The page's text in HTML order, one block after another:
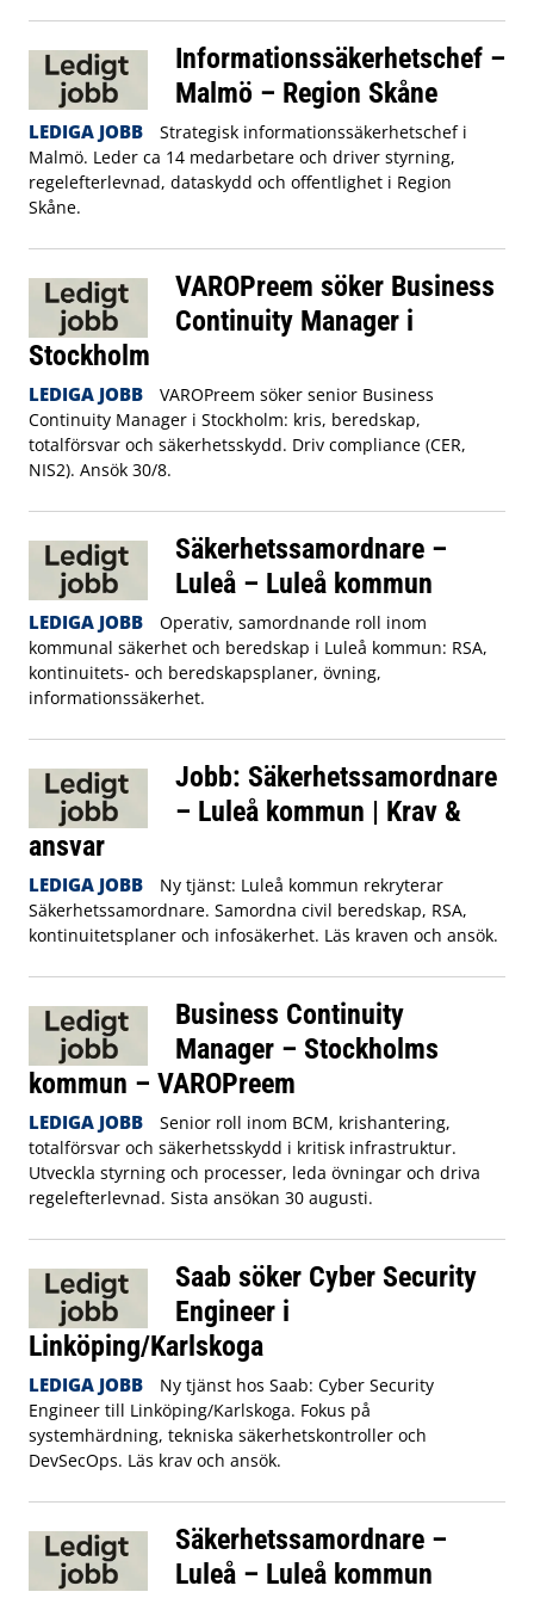
Informationssäkerhetschef –
Malmö – Region Skåne
LEDIGA JOBB
Strategisk informationssäkerhetschef i
Malmö. Leder ca 14 medarbetare och driver styrning,
regelefterlevnad, dataskydd och offentlighet i Region
Skåne.
VAROPreem söker Business
Continuity Manager i
Stockholm
LEDIGA JOBB
VAROPreem söker senior Business
Continuity Manager i Stockholm: kris, beredskap,
totalförsvar och säkerhetsskydd. Driv compliance (CER,
NIS2). Ansök 30/8.
Säkerhetssamordnare –
Luleå – Luleå kommun
LEDIGA JOBB
Operativ, samordnande roll inom
kommunal säkerhet och beredskap i Luleå kommun: RSA,
kontinuitets- och beredskapsplaner, övning,
informationssäkerhet.
Jobb: Säkerhetssamordnare
– Luleå kommun | Krav &
ansvar
LEDIGA JOBB
Ny tjänst: Luleå kommun rekryterar
Säkerhetssamordnare. Samordna civil beredskap, RSA,
kontinuitetsplaner och infosäkerhet. Läs kraven och ansök.
Business Continuity
Manager – Stockholms
kommun – VAROPreem
LEDIGA JOBB
Senior roll inom BCM, krishantering,
totalförsvar och säkerhetsskydd i kritisk infrastruktur.
Utveckla styrning och processer, leda övningar och driva
regelefterlevnad. Sista ansökan 30 augusti.
Saab söker Cyber Security
Engineer i
Linköping/Karlskoga
LEDIGA JOBB
Ny tjänst hos Saab: Cyber Security
Engineer till Linköping/Karlskoga. Fokus på
systemhärdning, tekniska säkerhetskontroller och
DevSecOps. Läs krav och ansök.
Säkerhetssamordnare –
Luleå – Luleå kommun